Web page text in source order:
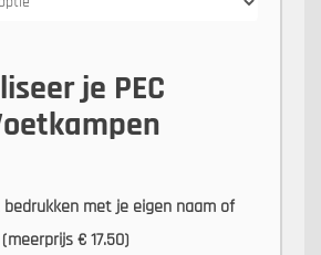
je PEC
met je eigen naam of
€ 17.50)